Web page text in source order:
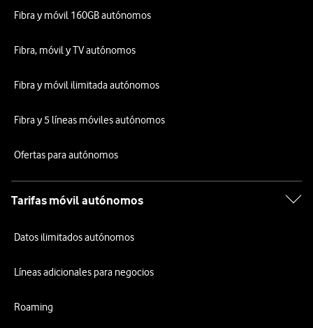
Fibra y móvil 160GB autónomos
Fibra, móvil y TV autónomos
Fibra y móvil ilimitada autónomos
Fibra y 5 líneas móviles autónomos
Ofertas para autónomos
Tarifas móvil autónomos
Datos ilimitados autónomos
Líneas adicionales para negocios
Roaming